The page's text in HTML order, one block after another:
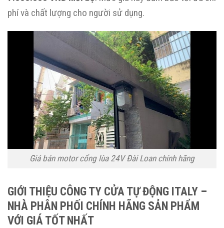
phí và chất lượng cho người sử dụng.
Giá bán motor cổng lùa 24V Đài Loan chính hãng
GIỚI THIỆU CÔNG TY CỬA TỰ ĐỘNG ITALY –
NHÀ PHÂN PHỐI CHÍNH HÃNG SẢN PHẨM
VỚI GIÁ TỐT NHẤT